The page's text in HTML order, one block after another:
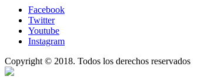
Facebook
Twitter
Youtube
Instagram
Copyright © 2018. Todos los derechos reservados